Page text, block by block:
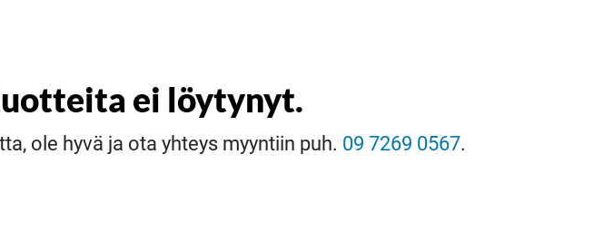
ei löytynyt.
ole hyvä ja ota yhteys myyntiin puh. 09 7269 0567.